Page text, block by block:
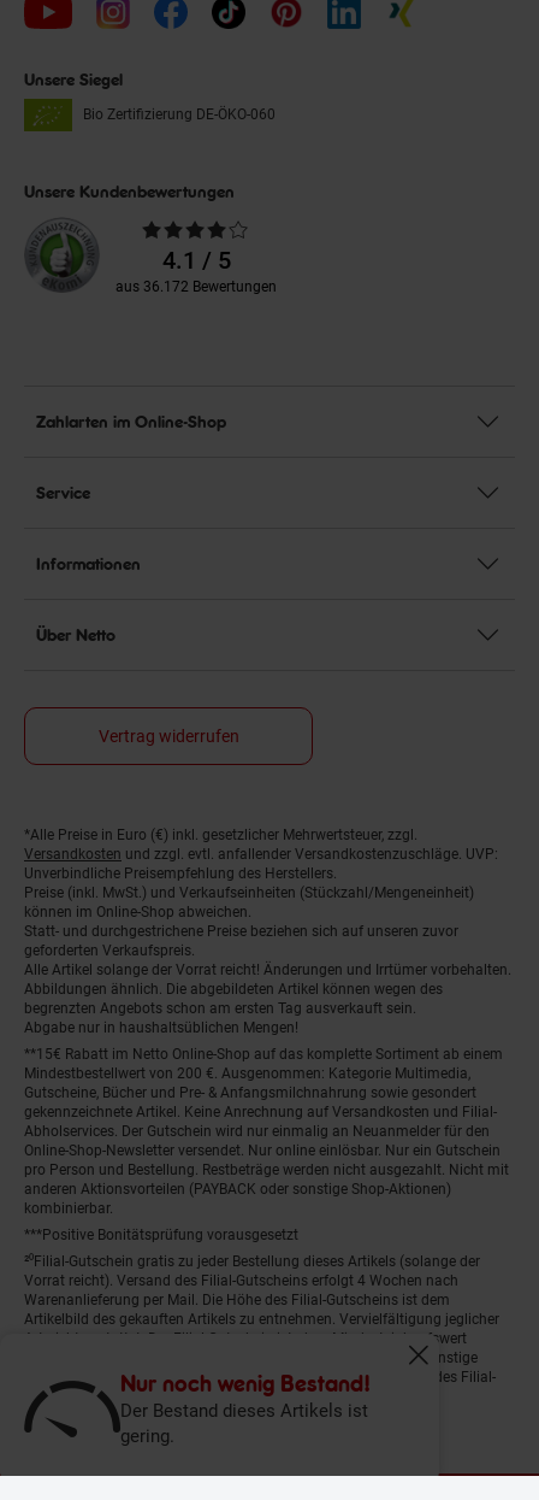
Nur noch wenig Bestand!
Der Bestand dieses Artikels ist
gering.
Fenster
Unsere Siegel
Bio Zertifizierung DE-ÖKO-060
Unsere Kundenbewertungen
Durchschnittliche
Bewertungen4.1 / 5
aus 36.172 Bewertungen
Zahlarten im Online-Shop
Service
Informationen
Über Netto
Vertrag widerrufen
Fußnoten
*Alle Preise in Euro (€) inkl. gesetzlicher Mehrwertsteuer, zzgl.
Versandkosten und zzgl. evtl. anfallender Versandkostenzuschläge. UVP:
Unverbindliche Preisempfehlung des Herstellers.
Preise (inkl. MwSt.) und Verkaufseinheiten (Stückzahl/Mengeneinheit)
können im Online-Shop abweichen.
Statt- und durchgestrichene Preise beziehen sich auf unseren zuvor
geforderten Verkaufspreis.
Alle Artikel solange der Vorrat reicht! Änderungen und Irrtümer vorbehalten.
Abbildungen ähnlich. Die abgebildeten Artikel können wegen des
begrenzten Angebots schon am ersten Tag ausverkauft sein.
Abgabe nur in haushaltsüblichen Mengen!
**15€ Rabatt im Netto Online-Shop auf das komplette Sortiment ab einem
Mindestbestellwert von 200 €. Ausgenommen: Kategorie Multimedia,
Gutscheine, Bücher und Pre- & Anfangsmilchnahrung sowie gesondert
gekennzeichnete Artikel. Keine Anrechnung auf Versandkosten und Filial-
Abholservices. Der Gutschein wird nur einmalig an Neuanmelder für den
Online-Shop-Newsletter versendet. Nur online einlösbar. Nur ein Gutschein
pro Person und Bestellung. Restbeträge werden nicht ausgezahlt. Nicht mit
anderen Aktionsvorteilen (PAYBACK oder sonstige Shop-Aktionen)
kombinierbar.
***Positive Bonitätsprüfung vorausgesetzt
²⁰Filial-Gutschein gratis zu jeder Bestellung dieses Artikels (solange der
Vorrat reicht). Versand des Filial-Gutscheins erfolgt 4 Wochen nach
Warenanlieferung per Mail. Die Höhe des Filial-Gutscheins ist dem
Artikelbild des gekauften Artikels zu entnehmen. Vervielfältigung jeglicher
Art nicht gestattet. Der Filial-Gutschein ist ohne Mindesteinkaufswert
einlösbar. Nicht mit anderen Aktionsvorteilen (PAYBACK oder sonstige
Shop-Aktionen) kombinierbar. Der jeweilige Gültigkeitszeitraum des Filial-
Gutscheins ist darauf vermerkt.